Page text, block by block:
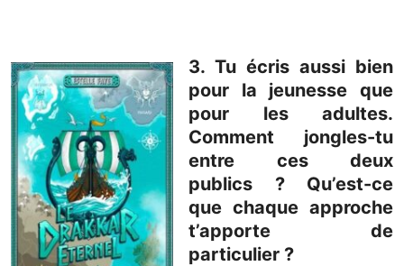
3. Tu écris aussi bien
pour la jeunesse que
pour les adultes.
Comment jongles-tu
entre ces deux
publics ? Qu’est-ce
que chaque approche
t’apporte de
particulier ?